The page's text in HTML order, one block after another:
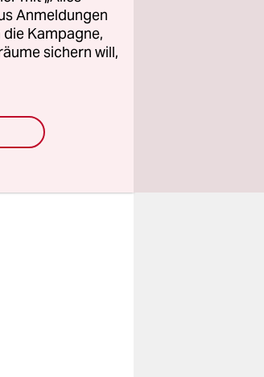
Anmeldungen
die Kampagne,
sichern will,